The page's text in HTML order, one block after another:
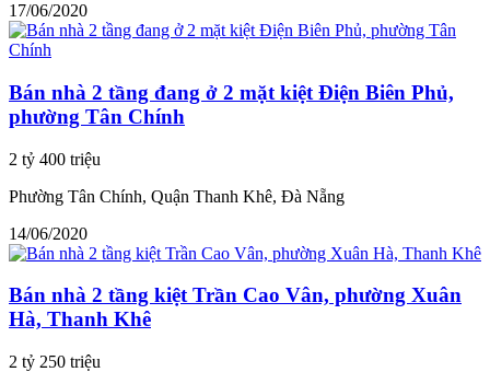
17/06/2020
Bán nhà 2 tầng đang ở 2 mặt kiệt Điện Biên Phủ,
phường Tân Chính
2 tỷ 400 triệu
Phường Tân Chính, Quận Thanh Khê, Đà Nẵng
14/06/2020
Bán nhà 2 tầng kiệt Trần Cao Vân, phường Xuân
Hà, Thanh Khê
2 tỷ 250 triệu